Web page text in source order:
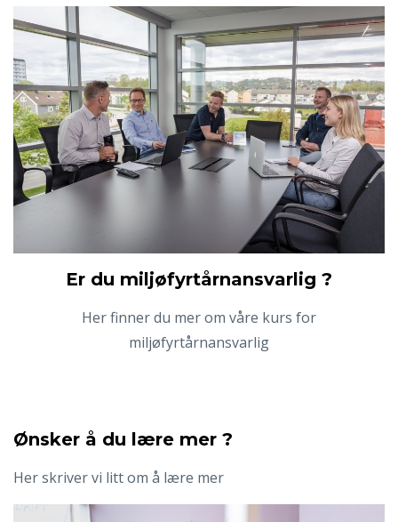
Er du miljøfyrtårnansvarlig ?
Her finner du mer om våre kurs for
miljøfyrtårnansvarlig
Ønsker å du lære mer ?
Her skriver vi litt om å lære mer